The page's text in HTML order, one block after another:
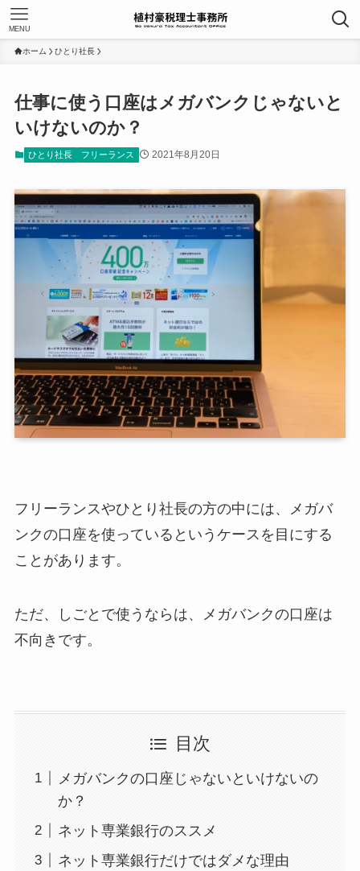
MENU
ホーム ひとり社長
仕事に使う口座はメガバンクじゃないと
いけないのか？
ひとり社長 フリーランス 2021年8月20日
フリーランスやひとり社長の方の中には、メガバ
ンクの口座を使っているというケースを目にする
ことがあります。
ただ、しごとで使うならは、メガバンクの口座は
不向きです。
目次
メガバンクの口座じゃないといけないの
か？
ネット専業銀行のススメ
ネット専業銀行だけではダメな理由